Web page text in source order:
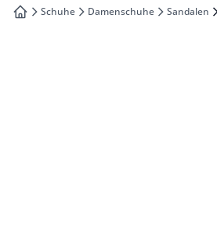
springen
zur Startseite
Schuhe Damenschuhe Sandalen